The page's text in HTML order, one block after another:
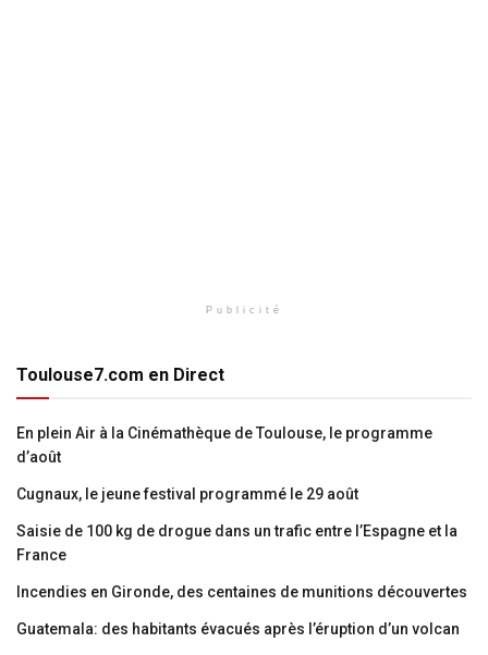
Publicité
Toulouse7.com en Direct
En plein Air à la Cinémathèque de Toulouse, le programme
d’août
Cugnaux, le jeune festival programmé le 29 août
Saisie de 100 kg de drogue dans un trafic entre l’Espagne et la
France
Incendies en Gironde, des centaines de munitions découvertes
Guatemala: des habitants évacués après l’éruption d’un volcan